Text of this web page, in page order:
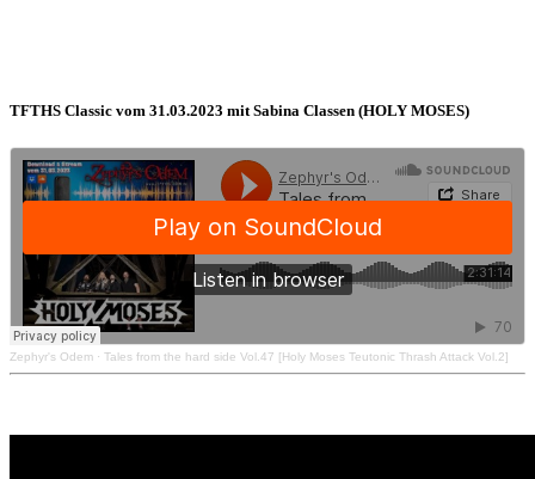
TFTHS Classic vom 31.03.2023 mit Sabina Classen (HOLY MOSES)
Zephyr's Odem · Tales from the hard side Vol.47 [Holy Moses Teutonic Thrash Attack Vol.2]